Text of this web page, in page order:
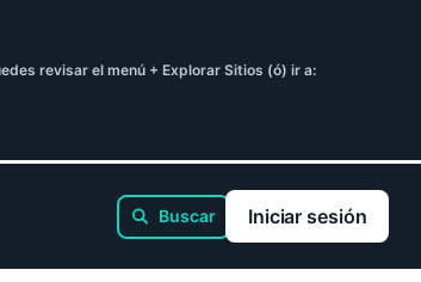
revisar el menú + Explorar Sitios (ó) ir a:
Iniciar sesión